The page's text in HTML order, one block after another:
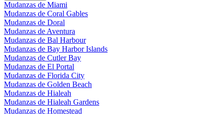
Mudanzas de Miami
Mudanzas de Coral Gables
Mudanzas de Doral
Mudanzas de Aventura
Mudanzas de Bal Harbour
Mudanzas de Bay Harbor Islands
Mudanzas de Cutler Bay
Mudanzas de El Portal
Mudanzas de Florida City
Mudanzas de Golden Beach
Mudanzas de Hialeah
Mudanzas de Hialeah Gardens
Mudanzas de Homestead